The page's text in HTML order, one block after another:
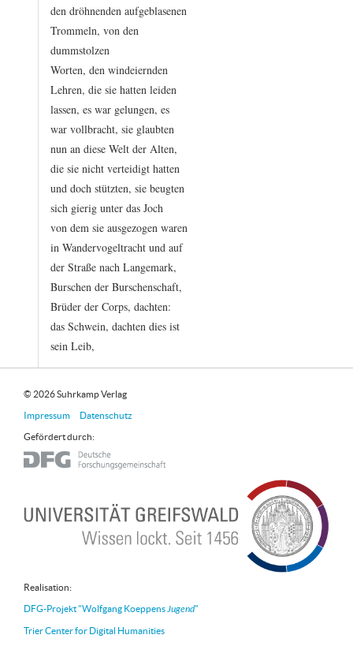
den dröhnenden aufgeblasenen
Trommeln, von den
dummstolzen
Worten, den windeiernden
Lehren, die sie hatten leiden
lassen, es war gelungen, es
war vollbracht, sie glaubten
nun an diese Welt der Alten,
die sie nicht verteidigt hatten
und doch stützten, sie beugten
sich gierig unter das Joch
von dem sie ausgezogen waren
in Wandervogeltracht und auf
der Straße nach Langemark,
Burschen der Burschenschaft,
Brüder der Corps, dachten:
das Schwein, dachten dies ist
sein Leib,
© 2026 Suhrkamp Verlag
Impressum Datenschutz
Gefördert durch:
Realisation:
DFG-Projekt "Wolfgang KoeppensJugend"
Trier Center for Digital Humanities